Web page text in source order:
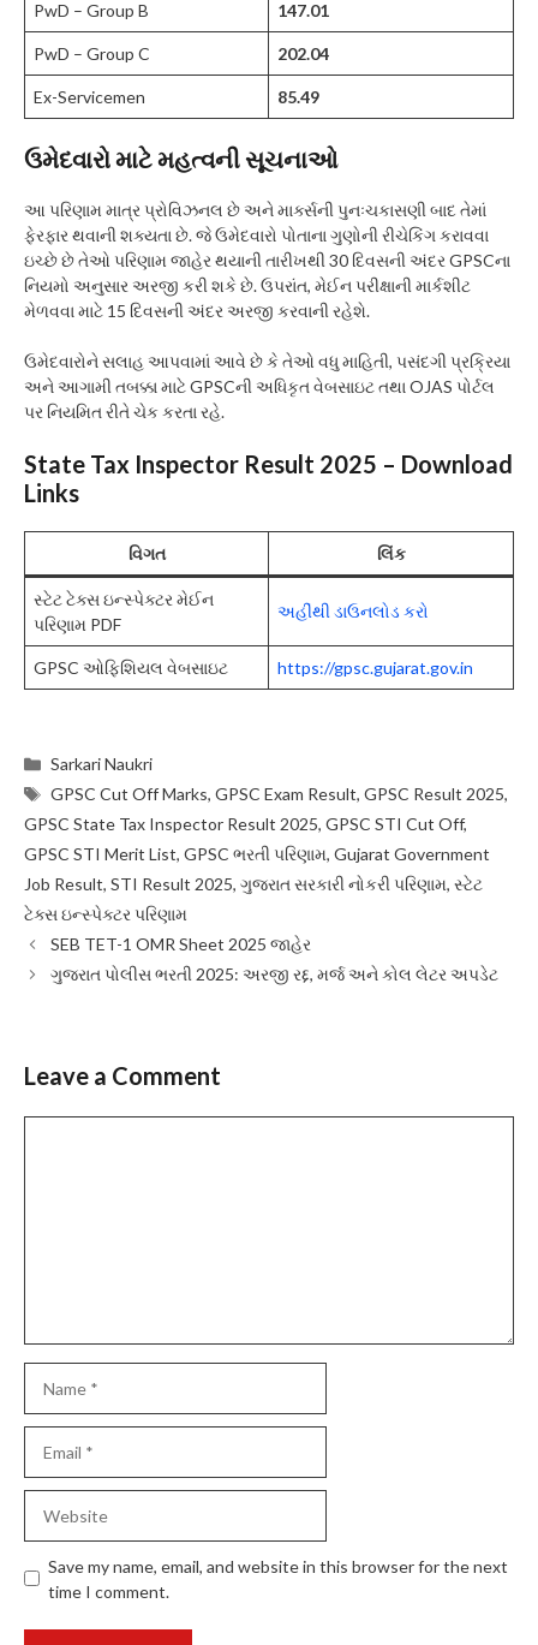
PwD – Group B 147.01
PwD – Group C 202.04
Ex-Servicemen 85.49
ઉમેદવારો માટે મહત્વની સૂચનાઓ
આ પરિણામ માત્ર પ્રોવિઝનલ છે અને માર્ક્સની પુનઃચકાસણી બાદ તેમાં
ફેરફાર થવાની શક્યતા છે. જે ઉમેદવારો પોતાના ગુણોની રીચેકિંગ કરાવવા
ઇચ્છે છે તેઓ પરિણામ જાહેર થયાની તારીખથી 30 દિવસની અંદર GPSCના
નિયમો અનુસાર અરજી કરી શકે છે. ઉપરાંત, મેઈન પરીક્ષાની માર્કશીટ
મેળવવા માટે 15 દિવસની અંદર અરજી કરવાની રહેશે.
ઉમેદવારોને સલાહ આપવામાં આવે છે કે તેઓ વધુ માહિતી, પસંદગી પ્રક્રિયા
અને આગામી તબક્કા માટે GPSCની અધિકૃત વેબસાઇટ તથા OJAS પોર્ટલ
પર નિયમિત રીતે ચેક કરતા રહે.
State Tax Inspector Result 2025 – Download
Links
વિગત લિંક
સ્ટેટ ટેક્સ ઇન્સ્પેક્ટર મેઈન
પરિણામ PDF
અહીંથી ડાઉનલોડ કરો
GPSC ઓફિશિયલ વેબસાઇટ https://gpsc.gujarat.gov.in
Categories
Sarkari Naukri
Tags
GPSC Cut Off Marks,GPSC Exam Result,GPSC Result 2025,
GPSC State Tax Inspector Result 2025, GPSC STI Cut Off,
GPSC STI Merit List, GPSC ભરતી પરિણામ, Gujarat Government
Job Result, STI Result 2025, ગુજરાત સરકારી નોકરી પરિણામ, સ્ટેટ
ટેક્સ ઇન્સ્પેક્ટર પરિણામ
SEB TET-1 OMR Sheet 2025 જાહેર
ગુજરાત પોલીસ ભરતી 2025: અરજી રદ્દ, મર્જ અને કોલ લેટર અપડેટ
Leave a Comment
Save my name, email, and website in this browser for the next
time I comment.